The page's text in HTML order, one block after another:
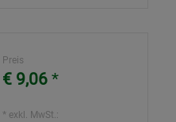
Preis
€ 9,06 *
* exkl. MwSt.: